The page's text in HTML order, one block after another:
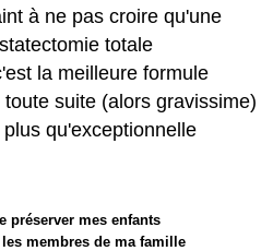
à ne pas croire qu'une
totale
la meilleure formule
suite (alors gravissime)
qu'exceptionnelle
préserver mes enfants
membres de ma famille